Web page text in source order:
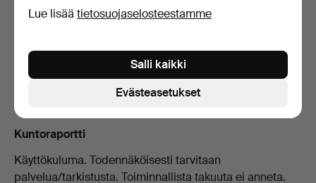
Kuvaus
Hopealeimat Honoré Villette, 800/1000. Kokonaispaino
n. 439 g. Pituus 72 cm. Alkuperäisessä laatikossa.
Tuhkan pituus 43 cm.
Kuntoraportti
Käyttökuluma. Todennäköisesti tarvitaan
palvelua/tarkistusta. Toiminnallista takuuta ei anneta.
Lue lisää tietosuojaselosteestamme
Evästeasetukset
Salli kaikki